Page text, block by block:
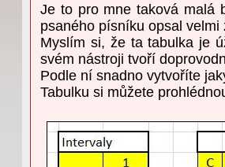
Je to pro mne taková malá
psaného písníku opsal
Myslím si, že ta tabulka je
svém nástroji tvoří
Podle ní snadno vytvoříte
Tabulku si můžete